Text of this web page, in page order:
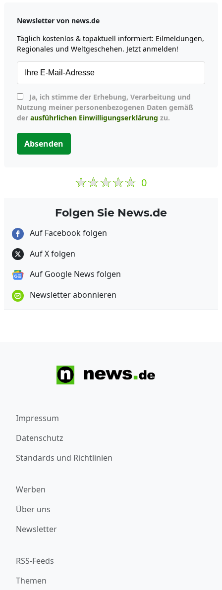
Newsletter von news.de
Täglich kostenlos & topaktuell informiert: Eilmeldungen,
Regionales und Weltgeschehen. Jetzt anmelden!
Nutzung meiner personenbezogenen Daten gemäß
der ausführlichen Einwilligungserklärung zu.
Absenden
0
Folgen Sie News.de
Auf Facebook folgen
Auf X folgen
Auf Google News folgen
Newsletter abonnieren
Impressum
Datenschutz
Standards und Richtlinien
Werben
Über uns
Newsletter
RSS-Feeds
Themen